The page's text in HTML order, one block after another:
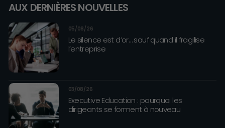
AUX DERNIÈRES NOUVELLES
05/08/26
Le silence est d’or… sauf quand il fragilise
l’entreprise
03/08/26
Executive Education : pourquoi les
dirigeants se forment à nouveau